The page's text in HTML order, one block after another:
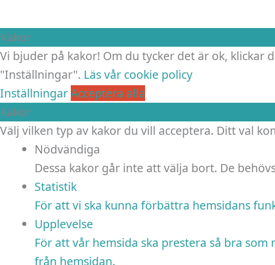
Kakor
Vi bjuder på kakor! Om du tycker det är ok, klickar
"Inställningar". Läs vår cookie policy
InställningarAcceptera alla
Kakor
Välj vilken typ av kakor du vill acceptera. Ditt val
Nödvändiga
Dessa kakor går inte att välja bort. De
Statistik
För att vi ska kunna förbättra hemsidans
Upplevelse
För att vår hemsida ska prestera så bra
från hemsidan.